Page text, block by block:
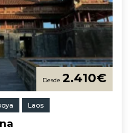
2.410€
Laos